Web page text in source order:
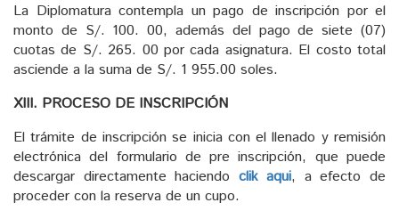
La Diplomatura contempla un pago de inscripción por el
monto de S/. 100. 00, además del pago de siete (07)
cuotas de S/. 265. 00 por cada asignatura. El costo total
asciende a la suma de S/. 1 955.00 soles.
XIII. PROCESO DE INSCRIPCIÓN
El trámite de inscripción se inicia con el llenado y remisión
electrónica del formulario de pre inscripción, que puede
descargar directamente haciendo clik aqui, a efecto de
proceder con la reserva de un cupo.